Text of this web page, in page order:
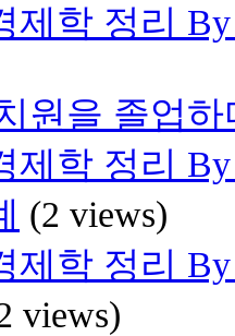
제학 정리
원을 졸업하
제학 정리
(2 views)
제학 정리
views)